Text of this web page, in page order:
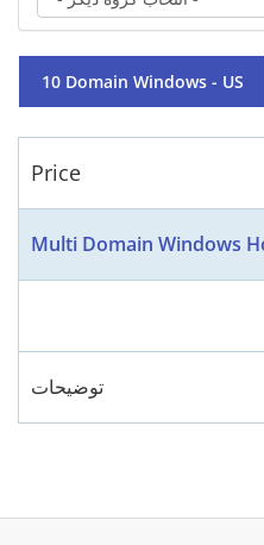
10 Domain Windows - US
Price
Multi Domain Windows
توضیحات